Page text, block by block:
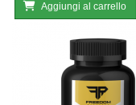
Aggiungi al carrello